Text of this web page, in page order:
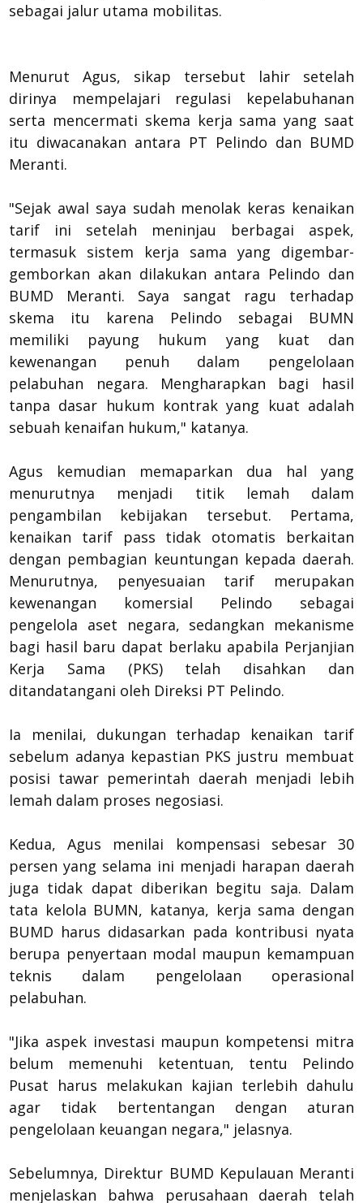
sebagai jalur utama mobilitas.
Menurut Agus, sikap tersebut lahir setelah
dirinya mempelajari regulasi kepelabuhanan
serta mencermati skema kerja sama yang saat
itu diwacanakan antara PT Pelindo dan BUMD
Meranti.
"Sejak awal saya sudah menolak keras kenaikan
tarif ini setelah meninjau berbagai aspek,
termasuk sistem kerja sama yang digembar-
gemborkan akan dilakukan antara Pelindo dan
BUMD Meranti. Saya sangat ragu terhadap
skema itu karena Pelindo sebagai BUMN
memiliki payung hukum yang kuat dan
kewenangan penuh dalam pengelolaan
pelabuhan negara. Mengharapkan bagi hasil
tanpa dasar hukum kontrak yang kuat adalah
sebuah kenaifan hukum," katanya.
Agus kemudian memaparkan dua hal yang
menurutnya menjadi titik lemah dalam
pengambilan kebijakan tersebut. Pertama,
kenaikan tarif pass tidak otomatis berkaitan
dengan pembagian keuntungan kepada daerah.
Menurutnya, penyesuaian tarif merupakan
kewenangan komersial Pelindo sebagai
pengelola aset negara, sedangkan mekanisme
bagi hasil baru dapat berlaku apabila Perjanjian
Kerja Sama (PKS) telah disahkan dan
ditandatangani oleh Direksi PT Pelindo.
Ia menilai, dukungan terhadap kenaikan tarif
sebelum adanya kepastian PKS justru membuat
posisi tawar pemerintah daerah menjadi lebih
lemah dalam proses negosiasi.
Kedua, Agus menilai kompensasi sebesar 30
persen yang selama ini menjadi harapan daerah
juga tidak dapat diberikan begitu saja. Dalam
tata kelola BUMN, katanya, kerja sama dengan
BUMD harus didasarkan pada kontribusi nyata
berupa penyertaan modal maupun kemampuan
teknis dalam pengelolaan operasional
pelabuhan.
"Jika aspek investasi maupun kompetensi mitra
belum memenuhi ketentuan, tentu Pelindo
Pusat harus melakukan kajian terlebih dahulu
agar tidak bertentangan dengan aturan
pengelolaan keuangan negara," jelasnya.
Sebelumnya, Direktur BUMD Kepulauan Meranti
menjelaskan bahwa perusahaan daerah telah